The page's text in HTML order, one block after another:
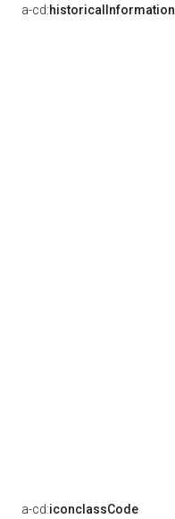
a-cd:historicalInformation
a-cd:iconclassCode